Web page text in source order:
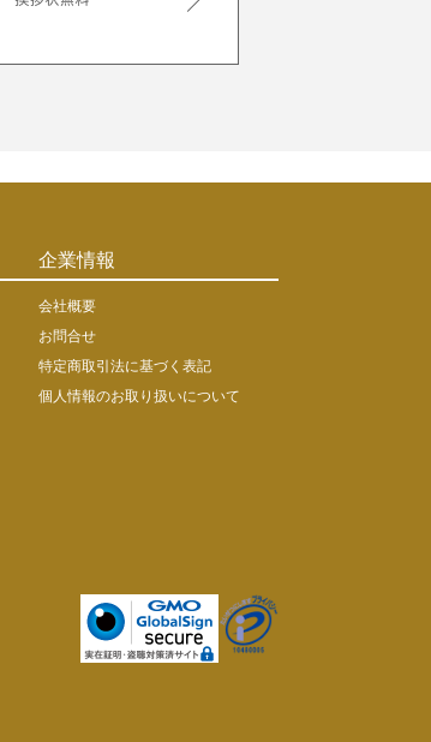
企業情報
会社概要
お問合せ
特定商取引法に基づく表記
個人情報のお取り扱いについて